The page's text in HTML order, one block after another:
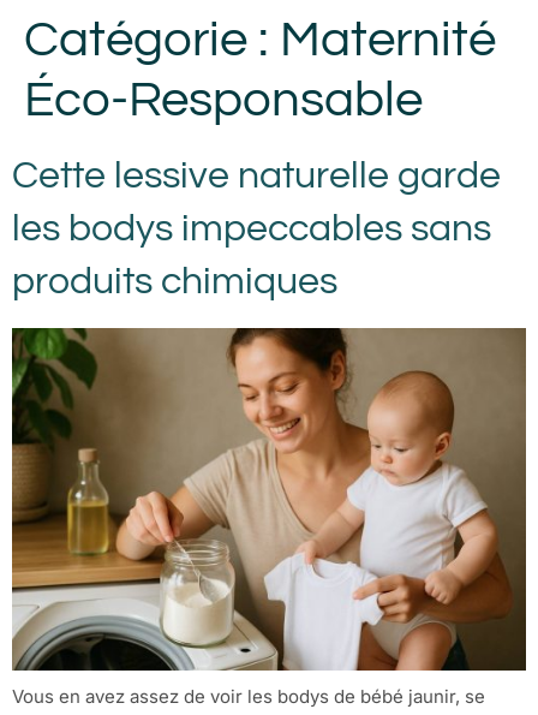
Catégorie : Maternité
Éco-Responsable
Cette lessive naturelle garde
les bodys impeccables sans
produits chimiques
Vous en avez assez de voir les bodys de bébé jaunir, se